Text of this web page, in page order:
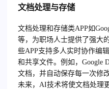
文档处理与存储
文档处理和存储类APP如
等，为职场人士提供了强大
些APP支持多人实时协作编
和共享文件。例如，Google
文档，并自动保存每一次修
未来，AI技术将使文档处理